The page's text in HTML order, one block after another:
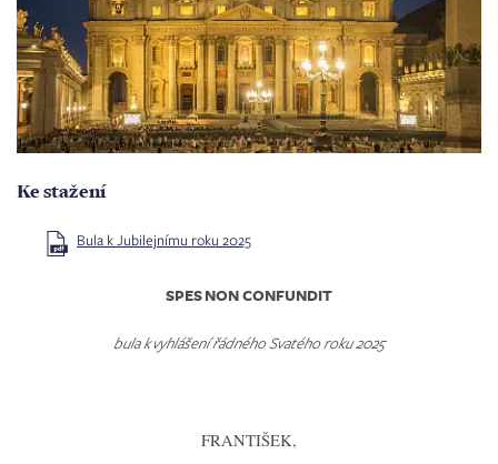
Ke stažení
Bula k Jubilejnímu roku 2025
SPES NON CONFUNDIT
bula k vyhlášení řádného Svatého roku 2025
FRANTIŠEK,